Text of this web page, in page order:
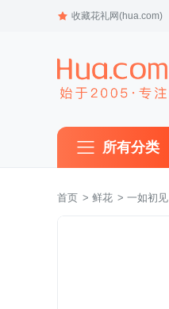
收藏花礼网(hua.com)
所有分类
首页 > 鲜花 > 一如初见